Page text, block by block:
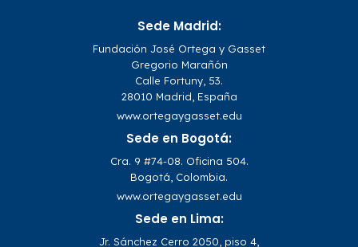
Sede Madrid:
Fundación José Ortega y Gasset
Gregorio Marañón
Calle Fortuny, 53.
28010 Madrid, España
www.ortegaygasset.edu
Sede en Bogotá:
Cra. 9 #74-08. Oficina 504.
Bogotá, Colombia.
www.ortegaygasset.edu
Sede en Lima:
Jr. Sánchez Cerro 2050, piso 4,